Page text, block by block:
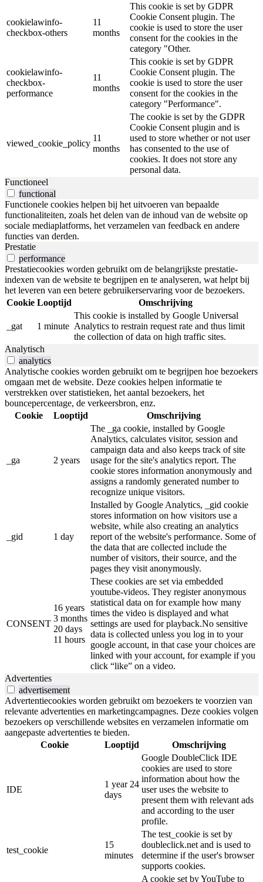
cookielawinfo-
checkbox-others
11
months
This cookie is set by GDPR
Cookie Consent plugin. The
cookie is used to store the user
consent for the cookies in the
category "Other.
cookielawinfo-
checkbox-
performance
11
months
This cookie is set by GDPR
Cookie Consent plugin. The
cookie is used to store the user
consent for the cookies in the
category "Performance".
viewed_cookie_policy
11
months
The cookie is set by the GDPR
Cookie Consent plugin and is
used to store whether or not user
has consented to the use of
cookies. It does not store any
personal data.
Functioneel
functional
Functionele cookies helpen bij het uitvoeren van bepaalde
functionaliteiten, zoals het delen van de inhoud van de website op
sociale mediaplatforms, het verzamelen van feedback en andere
functies van derden.
Prestatie
performance
Prestatiecookies worden gebruikt om de belangrijkste prestatie-
indexen van de website te begrijpen en te analyseren, wat helpt bij
het leveren van een betere gebruikerservaring voor de bezoekers.
Cookie Looptijd Omschrijving
_gat 1 minute
This cookie is installed by Google Universal
Analytics to restrain request rate and thus limit
the collection of data on high traffic sites.
Analytisch
analytics
Analytische cookies worden gebruikt om te begrijpen hoe bezoekers
omgaan met de website. Deze cookies helpen informatie te
verstrekken over statistieken, het aantal bezoekers, het
bouncepercentage, de verkeersbron, enz.
Cookie
Looptijd Omschrijving
_ga 2 years
The _ga cookie, installed by Google
Analytics, calculates visitor, session and
campaign data and also keeps track of site
usage for the site's analytics report. The
cookie stores information anonymously and
assigns a randomly generated number to
recognize unique visitors.
_gid 1 day
Installed by Google Analytics, _gid cookie
stores information on how visitors use a
website, while also creating an analytics
report of the website's performance. Some of
the data that are collected include the
number of visitors, their source, and the
pages they visit anonymously.
CONSENT
16 years
3 months
20 days
11 hours
These cookies are set via embedded
youtube-videos. They register anonymous
statistical data on for example how many
times the video is displayed and what
settings are used for playback.No sensitive
data is collected unless you log in to your
google account, in that case your choices are
linked with your account, for example if you
click “like” on a video.
Advertenties
advertisement
Advertentiecookies worden gebruikt om bezoekers te voorzien van
relevante advertenties en marketingcampagnes. Deze cookies volgen
bezoekers op verschillende websites en verzamelen informatie om
aangepaste advertenties te bieden.
Cookie
Looptijd Omschrijving
IDE
1 year 24
days
Google DoubleClick IDE
cookies are used to store
information about how the
user uses the website to
present them with relevant ads
and according to the user
profile.
test_cookie
15
minutes
The test_cookie is set by
doubleclick.net and is used to
determine if the user's browser
supports cookies.
A cookie set by YouTube to